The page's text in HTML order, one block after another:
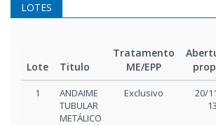
LOTES
Lote Titulo
Tratamento
ME/EPP
1
ANDAIME
TUBULAR
METÁLICO
Exclusivo
20/